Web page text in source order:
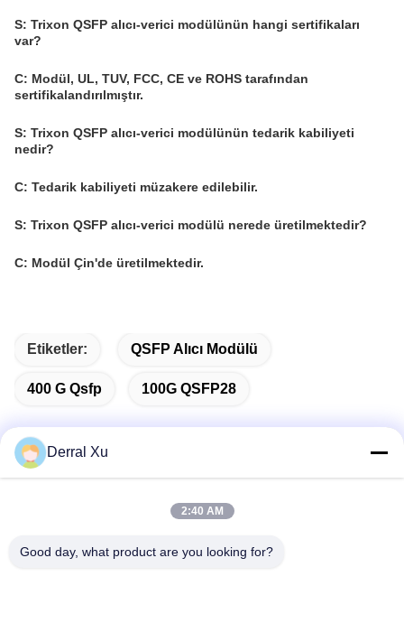
S: Trixon QSFP alıcı-verici modülünün hangi sertifikaları
var?
C: Modül, UL, TUV, FCC, CE ve ROHS tarafından
sertifikalandırılmıştır.
S: Trixon QSFP alıcı-verici modülünün tedarik kabiliyeti
nedir?
C: Tedarik kabiliyeti müzakere edilebilir.
S: Trixon QSFP alıcı-verici modülü nerede üretilmektedir?
C: Modül Çin'de üretilmektedir.
Etiketler: QSFP Alıcı Modülü
400 G Qsfp 100G QSFP28
Adres
Derral Xu
2:40 AM
Good day, what product are you looking for?